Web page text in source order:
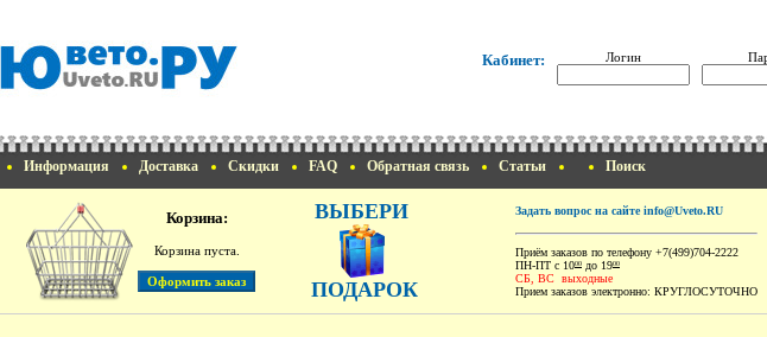
Кабинет: Логин
Информация Доставка Скидки FAQ Обратная связь Статьи Поиск
Корзина:
Корзина пуста.
ВЫБЕРИ
ПОДАРОК
Задать вопрос на сайте info@Uveto.RU
Приём заказов по телефону +7(499)704-2222
ПН-ПТ с 1000 до 1900
СБ, ВС выходные
Прием заказов электронно: КРУГЛОСУТОЧНО